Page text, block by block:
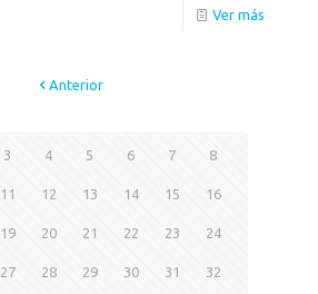
Ver más
Anterior
3 4 5 6 7 8
11 12 13 14 15 16
19 20 21 22 23 24
27 28 29 30 31 32